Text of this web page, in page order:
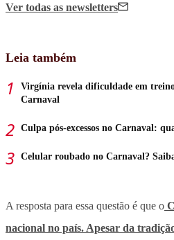
Ver todas as newsletters
Leia também
Virgínia revela dificuldade em
Carnaval
Culpa pós-excessos no Carnaval:
Celular roubado no Carnaval?
A resposta para essa questão é que o
nacional no país. Apesar da